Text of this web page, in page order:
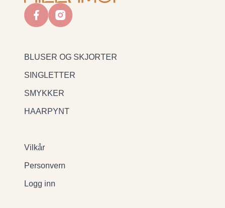
facebookinstagram
BLUSER OG SKJORTER
SINGLETTER
SMYKKER
HAARPYNT
Vilkår
Personvern
Logg inn